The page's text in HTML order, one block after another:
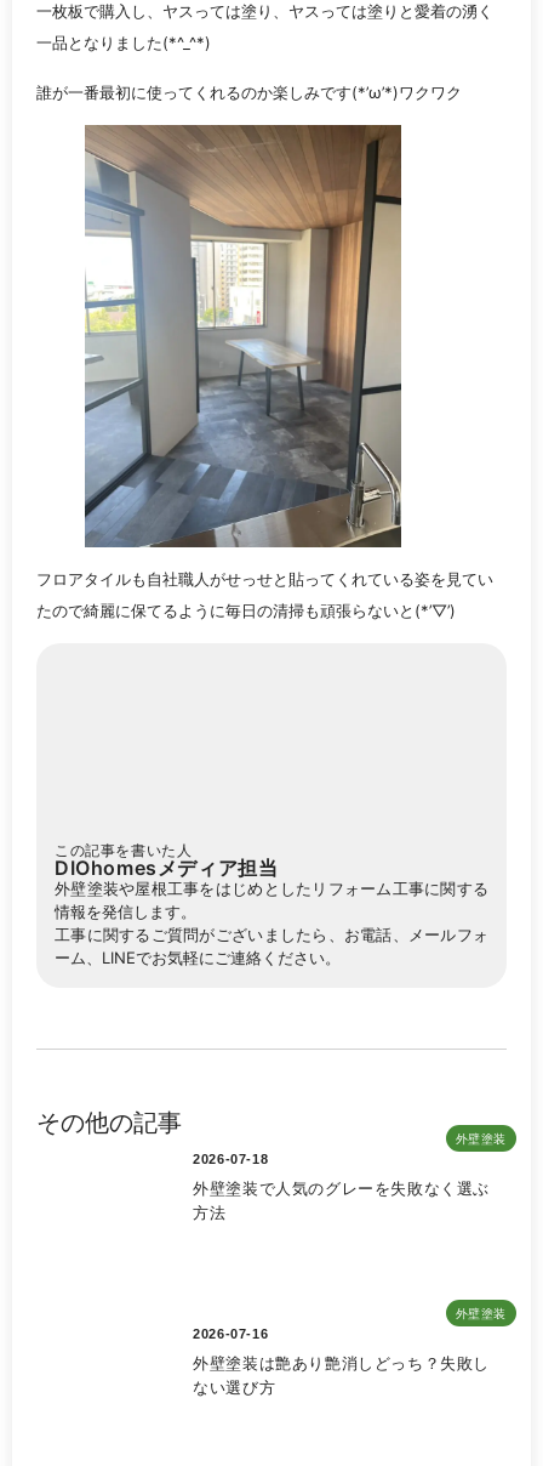
一枚板で購入し、ヤスっては塗り、ヤスっては塗りと愛着の湧く
一品となりました(*^_^*)
誰が一番最初に使ってくれるのか楽しみです(*’ω’*)ワクワク
フロアタイルも自社職人がせっせと貼ってくれている姿を見てい
たので綺麗に保てるように毎日の清掃も頑張らないと(*’▽’)
この記事を書いた人
DIOhomesメディア担当
外壁塗装や屋根工事をはじめとしたリフォーム工事に関する
情報を発信します。
工事に関するご質問がございましたら、お電話、メールフォ
ーム、LINEでお気軽にご連絡ください。
その他の記事
外壁塗装
2026-07-18
外壁塗装で人気のグレーを失敗なく選ぶ
方法
外壁塗装
2026-07-16
外壁塗装は艶あり艶消しどっち？失敗し
ない選び方